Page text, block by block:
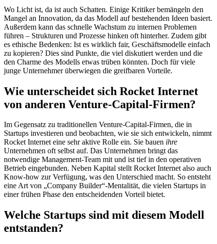
Wo Licht ist, da ist auch Schatten. Einige Kritiker bemängeln den
Mangel an Innovation, da das Modell auf bestehenden Ideen basiert.
Außerdem kann das schnelle Wachstum zu internen Problemen
führen – Strukturen und Prozesse hinken oft hinterher. Zudem gibt
es ethische Bedenken: Ist es wirklich fair, Geschäftsmodelle einfach
zu kopieren? Dies sind Punkte, die viel diskutiert werden und die
den Charme des Modells etwas trüben könnten. Doch für viele
junge Unternehmer überwiegen die greifbaren Vorteile.
Wie unterscheidet sich Rocket Internet
von anderen Venture-Capital-Firmen?
Im Gegensatz zu traditionellen Venture-Capital-Firmen, die in
Startups investieren und beobachten, wie sie sich entwickeln, nimmt
Rocket Internet eine sehr aktive Rolle ein. Sie bauen ihre
Unternehmen oft selbst auf. Das Unternehmen bringt das
notwendige Management-Team mit und ist tief in den operativen
Betrieb eingebunden. Neben Kapital stellt Rocket Internet also auch
Know-how zur Verfügung, was den Unterschied macht. So entsteht
eine Art von „Company Builder“-Mentalität, die vielen Startups in
einer frühen Phase den entscheidenden Vorteil bietet.
Welche Startups sind mit diesem Modell
entstanden?